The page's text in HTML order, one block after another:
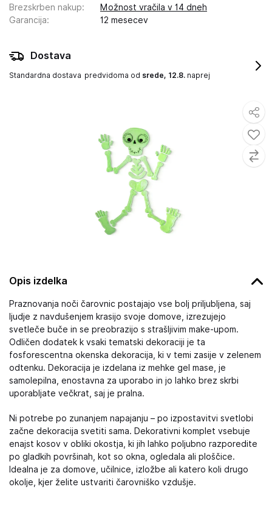
Opis izdelka
Praznovanja noči čarovnic postajajo vse bolj priljubljena, saj
ljudje z navdušenjem krasijo svoje domove, izrezujejo
svetleče buče in se preobrazijo s strašljivim make-upom.
Odličen dodatek k vsaki tematski dekoraciji je ta
fosforescentna okenska dekoracija, ki v temi zasije v zelenem
odtenku. Dekoracija je izdelana iz mehke gel mase, je
samolepilna, enostavna za uporabo in jo lahko brez skrbi
uporabljate večkrat, saj je pralna.
Ni potrebe po zunanjem napajanju – po izpostavitvi svetlobi
začne dekoracija svetiti sama. Dekorativni komplet vsebuje
enajst kosov v obliki okostja, ki jih lahko poljubno razporedite
po gladkih površinah, kot so okna, ogledala ali ploščice.
Idealna je za domove, učilnice, izložbe ali katero koli drugo
okolje, kjer želite ustvariti čarovniško vzdušje.
Brezskrben nakup:
Možnost vračila v 14 dneh
Garancija: 12 mesecev
Dostava
Standardna dostava predvidoma od srede, 12.8. naprej